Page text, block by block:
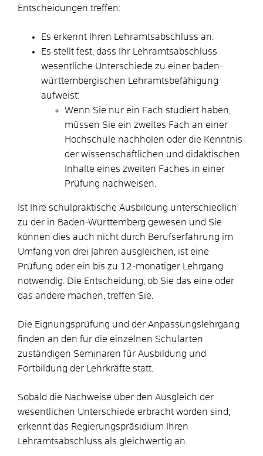
Entscheidungen treffen:
Es erkennt Ihren Lehramtsabschluss an.
Es stellt fest, dass Ihr Lehramtsabschluss
wesentliche Unterschiede zu einer baden-
württembergischen Lehramtsbefähigung
aufweist:
Wenn Sie nur ein Fach studiert haben,
müssen Sie ein zweites Fach an einer
Hochschule nachholen oder die Kenntnis
der wissenschaftlichen und didaktischen
Inhalte eines zweiten Faches in einer
Prüfung nachweisen.
Ist Ihre schulpraktische Ausbildung unterschiedlich
zu der in Baden-Württemberg gewesen und Sie
können dies auch nicht durch Berufserfahrung im
Umfang von drei Jahren ausgleichen, ist eine
Prüfung oder ein bis zu 12-monatiger Lehrgang
notwendig. Die Entscheidung, ob Sie das eine oder
das andere machen, treffen Sie.
Die Eignungsprüfung und der Anpassungslehrgang
finden an den für die einzelnen Schularten
zuständigen Seminaren für Ausbildung und
Fortbildung der Lehrkräfte statt.
Sobald die Nachweise über den Ausgleich der
wesentlichen Unterschiede erbracht worden sind,
erkennt das Regierungspräsidium Ihren
Lehramtsabschluss als gleichwertig an.